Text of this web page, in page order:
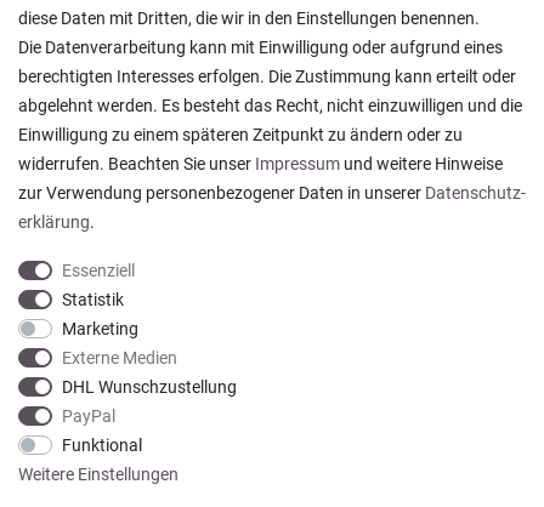
Ein einfach toller Service - prompte Lieferung und
sogar mit Pflegehinweis!
Datum der Veröffentlichung: 05.08.2026
Datum der Kauferfahrung: 29.07.2026
922 Bewertungen
diese Daten mit Dritten, die wir in den Einstellungen benennen.
Die Datenverarbeitung kann mit Einwilligung oder aufgrund eines
berechtigten Interesses erfolgen. Die Zustimmung kann erteilt oder
abgelehnt werden. Es besteht das Recht, nicht einzuwilligen und die
Einwilligung zu einem späteren Zeitpunkt zu ändern oder zu
widerrufen. Beachten Sie unser Impressum und weitere Hinweise
zur Verwendung personenbezogener Daten in unserer Daten­schutz­
erklärung.
Essenziell
Statistik
Marketing
Externe Medien
DHL Wunschzustellung
PayPal
Funktional
Weitere Einstellungen